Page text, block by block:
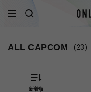
ALL CAPCOM (23)
新着順